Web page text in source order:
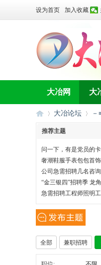
设为首页 加入收藏
大冶网 大
冶
»
大冶论坛
推荐主题
问一下，有是党员的
奢潮鞋服手表包包首
公司急需招聘几名咨
“金三银四”招聘季 龙
急需招聘工程师照明
全部 兼职招聘